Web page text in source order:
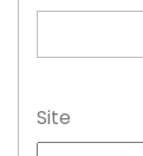
Site